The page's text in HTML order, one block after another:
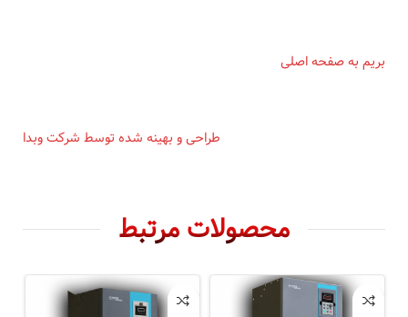
بریم به صفحه اصلی
طراحی و بهینه شده توسط شرکت وبدا
محصولات مرتبط